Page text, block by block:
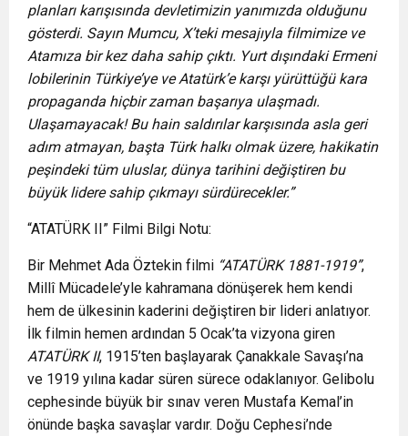
planları karışısında devletimizin yanımızda olduğunu
gösterdi. Sayın Mumcu, X’teki mesajıyla filmimize ve
Atamıza bir kez daha sahip çıktı. Yurt dışındaki Ermeni
lobilerinin Türkiye’ye ve Atatürk’e karşı yürüttüğü kara
propaganda hiçbir zaman başarıya ulaşmadı.
Ulaşamayacak! Bu hain saldırılar karşısında asla geri
adım atmayan, başta Türk halkı olmak üzere, hakikatin
peşindeki tüm uluslar, dünya tarihini değiştiren bu
büyük lidere sahip çıkmayı sürdürecekler.”
“ATATÜRK II” Filmi Bilgi Notu:
Bir Mehmet Ada Öztekin filmi “ATATÜRK 1881-1919”,
Millî Mücadele’yle kahramana dönüşerek hem kendi
hem de ülkesinin kaderini değiştiren bir lideri anlatıyor.
İlk filmin hemen ardından 5 Ocak’ta vizyona giren
ATATÜRK II, 1915’ten başlayarak Çanakkale Savaşı’na
ve 1919 yılına kadar süren sürece odaklanıyor. Gelibolu
cephesinde büyük bir sınav veren Mustafa Kemal’in
önünde başka savaşlar vardır. Doğu Cephesi’nde